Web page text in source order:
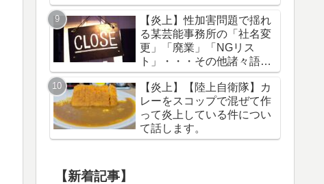
【炎上】性加害問題で揺れ
る某芸能事務所の「社名変
更」「廃業」「NGリス
ト」・・・その他諸々語り
ます。
【炎上】【陸上自衛隊】カ
レーをスコップで混ぜて作
って炎上している件につい
て話します。
【新着記事】